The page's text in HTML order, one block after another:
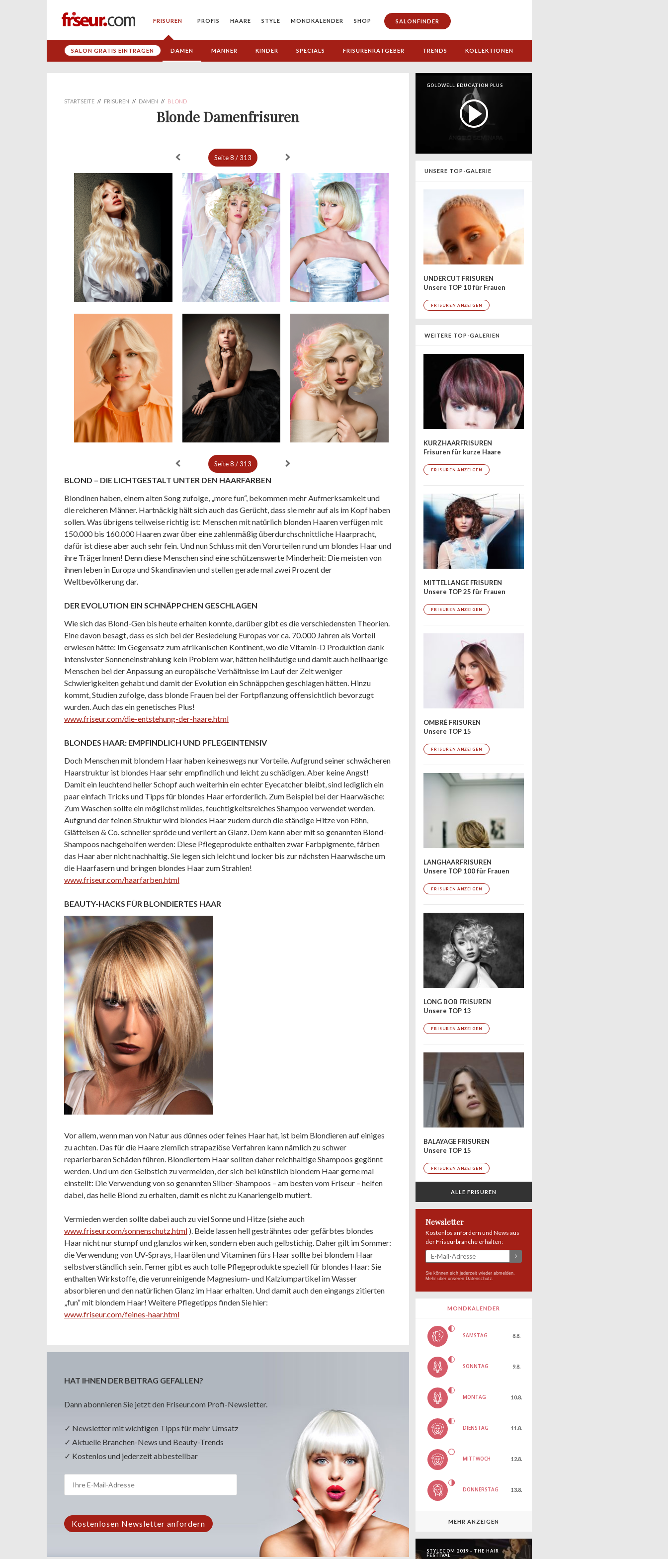
FRISUREN PROFIS HAARE STYLE MONDKALENDER SHOP SALONFINDER
SALON GRATIS EINTRAGEN DAMEN MÄNNER KINDER SPECIALS FRISURENRATGEBER TRENDS KOLLEKTIONEN
STARTSEITE // FRISUREN // DAMEN // BLOND
Blonde Damenfrisuren
Seite8 / 313
Seite8 / 313
BLOND – DIE LICHTGESTALT UNTER DEN HAARFARBEN
Blondinen haben, einem alten Song zufolge, „more fun“, bekommen mehr Aufmerksamkeit und
die reicheren Männer. Hartnäckig hält sich auch das Gerücht, dass sie mehr auf als im Kopf haben
sollen. Was übrigens teilweise richtig ist: Menschen mit natürlich blonden Haaren verfügen mit
150.000 bis 160.000 Haaren zwar über eine zahlenmäßig überdurchschnittliche Haarpracht,
dafür ist diese aber auch sehr fein. Und nun Schluss mit den Vorurteilen rund um blondes Haar und
ihre TrägerInnen! Denn diese Menschen sind eine schützenswerte Minderheit: Die meisten von
ihnen leben in Europa und Skandinavien und stellen gerade mal zwei Prozent der
Weltbevölkerung dar.
DER EVOLUTION EIN SCHNÄPPCHEN GESCHLAGEN
Wie sich das Blond-Gen bis heute erhalten konnte, darüber gibt es die verschiedensten Theorien.
Eine davon besagt, dass es sich bei der Besiedelung Europas vor ca. 70.000 Jahren als Vorteil
erwiesen hätte: Im Gegensatz zum afrikanischen Kontinent, wo die Vitamin-D Produktion dank
intensivster Sonneneinstrahlung kein Problem war, hätten hellhäutige und damit auch hellhaarige
Menschen bei der Anpassung an europäische Verhältnisse im Lauf der Zeit weniger
Schwierigkeiten gehabt und damit der Evolution ein Schnäppchen geschlagen hätten. Hinzu
kommt, Studien zufolge, dass blonde Frauen bei der Fortpflanzung offensichtlich bevorzugt
wurden. Auch das ein genetisches Plus!
www.friseur.com/die-entstehung-der-haare.html
BLONDES HAAR: EMPFINDLICH UND PFLEGEINTENSIV
Doch Menschen mit blondem Haar haben keineswegs nur Vorteile. Aufgrund seiner schwächeren
Haarstruktur ist blondes Haar sehr empfindlich und leicht zu schädigen. Aber keine Angst!
Damit ein leuchtend heller Schopf auch weiterhin ein echter Eyecatcher bleibt, sind lediglich ein
paar einfach Tricks und Tipps für blondes Haar erforderlich. Zum Beispiel bei der Haarwäsche:
Zum Waschen sollte ein möglichst mildes, feuchtigkeitsreiches Shampoo verwendet werden.
Aufgrund der feinen Struktur wird blondes Haar zudem durch die ständige Hitze von Föhn,
Glätteisen & Co. schneller spröde und verliert an Glanz. Dem kann aber mit so genannten Blond-
Shampoos nachgeholfen werden: Diese Pflegeprodukte enthalten zwar Farbpigmente, färben
das Haar aber nicht nachhaltig. Sie legen sich leicht und locker bis zur nächsten Haarwäsche um
die Haarfasern und bringen blondes Haar zum Strahlen!
www.friseur.com/haarfarben.html
BEAUTY-HACKS FÜR BLONDIERTES HAAR
Vor allem, wenn man von Natur aus dünnes oder feines Haar hat, ist beim Blondieren auf einiges
zu achten. Das für die Haare ziemlich strapaziöse Verfahren kann nämlich zu schwer
reparierbaren Schäden führen. Blondiertem Haar sollten daher reichhaltige Shampoos gegönnt
werden. Und um den Gelbstich zu vermeiden, der sich bei künstlich blondem Haar gerne mal
einstellt: Die Verwendung von so genannten Silber-Shampoos – am besten vom Friseur – helfen
dabei, das helle Blond zu erhalten, damit es nicht zu Kanariengelb mutiert.
Vermieden werden sollte dabei auch zu viel Sonne und Hitze (siehe auch
www.friseur.com/sonnenschutz.html ). Beide lassen hell gesträhntes oder gefärbtes blondes
Haar nicht nur stumpf und glanzlos wirken, sondern eben auch gelbstichig. Daher gilt im Sommer:
die Verwendung von UV-Sprays, Haarölen und Vitaminen fürs Haar sollte bei blondem Haar
selbstverständlich sein. Ferner gibt es auch tolle Pflegeprodukte speziell für blondes Haar: Sie
enthalten Wirkstoffe, die verunreinigende Magnesium- und Kalziumpartikel im Wasser
absorbieren und den natürlichen Glanz im Haar erhalten. Und damit auch den eingangs zitierten
„fun“ mit blondem Haar! Weitere Pflegetipps finden Sie hier:
www.friseur.com/feines-haar.html
HAT IHNEN DER BEITRAG GEFALLEN?
Dann abonnieren Sie jetzt den Friseur.com Profi-Newsletter.
✓ Newsletter mit wichtigen Tipps für mehr Umsatz
✓ Aktuelle Branchen-News und Beauty-Trends
✓ Kostenlos und jederzeit abbestellbar
GOLDWELL EDUCATION PLUS
UNSERE TOP-GALERIE
UNDERCUT FRISUREN
Unsere TOP 10 für Frauen
FRISUREN ANZEIGEN
WEITERE TOP-GALERIEN
KURZHAARFRISUREN
Frisuren für kurze Haare
FRISUREN ANZEIGEN
MITTELLANGE FRISUREN
Unsere TOP 25 für Frauen
FRISUREN ANZEIGEN
OMBRÉ FRISUREN
Unsere TOP 15
FRISUREN ANZEIGEN
LANGHAARFRISUREN
Unsere TOP 100 für Frauen
FRISUREN ANZEIGEN
LONG BOB FRISUREN
Unsere TOP 13
FRISUREN ANZEIGEN
BALAYAGE FRISUREN
Unsere TOP 15
FRISUREN ANZEIGEN
ALLE FRISUREN
Newsletter
Kostenlos anfordern und News aus
der Friseurbranche erhalten:
Sie können sich jederzeit wieder abmelden.
Mehr über unseren Datenschutz.
MONDKALENDER
SAMSTAG 8.8.
SONNTAG 9.8.
MONTAG 10.8.
DIENSTAG 11.8.
MITTWOCH 12.8.
DONNERSTAG 13.8.
MEHR ANZEIGEN
STYLECOM 2019 - THE HAIR
FESTIVAL